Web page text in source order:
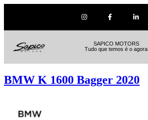
SAPICO MOTORS
Tudo que temos é o agora
BMW K 1600 Bagger 2020